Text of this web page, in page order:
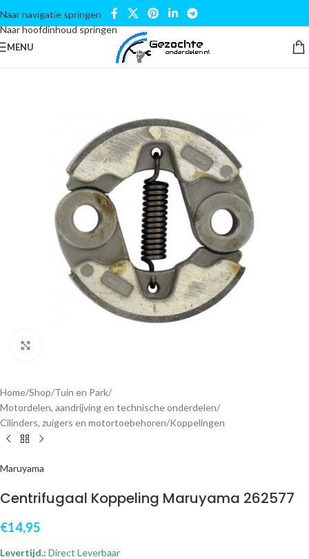
Naar navigatie springen
Naar hoofdinhoud springen
MENU
Home/Shop/Tuin en Park/
Motordelen, aandrijving en technische onderdelen/
Cilinders, zuigers en motortoebehoren/Koppelingen
Maruyama
Centrifugaal Koppeling Maruyama 262577
€14,95
Levertijd.: Direct Leverbaar